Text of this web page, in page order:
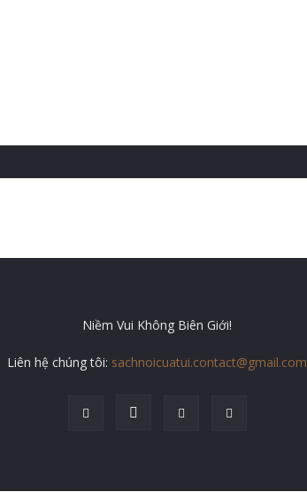
Niềm Vui Không Biên Giới!
Liên hệ chúng tôi: sachnoicuatui.contact@gmail.com